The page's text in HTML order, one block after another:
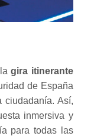
lagira itinerante
de España
ciudadanía. Así,
inmersiva y
para todas las